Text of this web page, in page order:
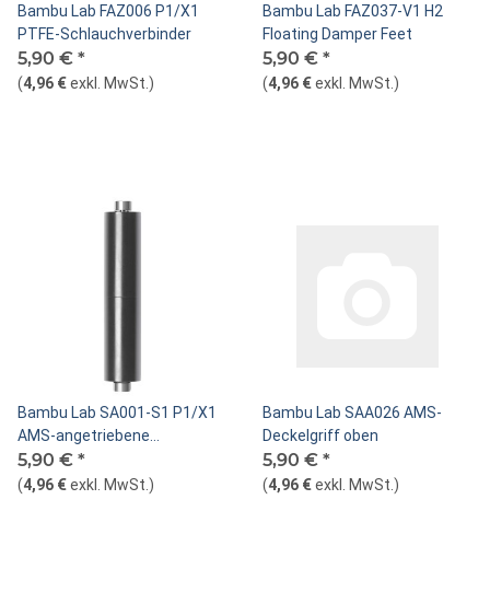
Bambu Lab FAZ006 P1/X1
PTFE-Schlauchverbinder
5,90 € *
(4,96 €exkl. MwSt. )
Bambu Lab FAZ037-V1 H2
Floating Damper Feet
5,90 € *
(4,96 €exkl. MwSt. )
Bambu Lab SA001-S1 P1/X1
AMS-angetriebene
Stützwellenbaugruppe
5,90 € *
(4,96 €exkl. MwSt. )
Bambu Lab SAA026 AMS-
Deckelgriff oben
5,90 € *
(4,96 €exkl. MwSt. )